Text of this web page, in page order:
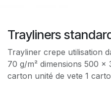
Trayliners
Trayliner crepe utilisation
70 g/m² dimensions 500 x
carton unité de vete 1